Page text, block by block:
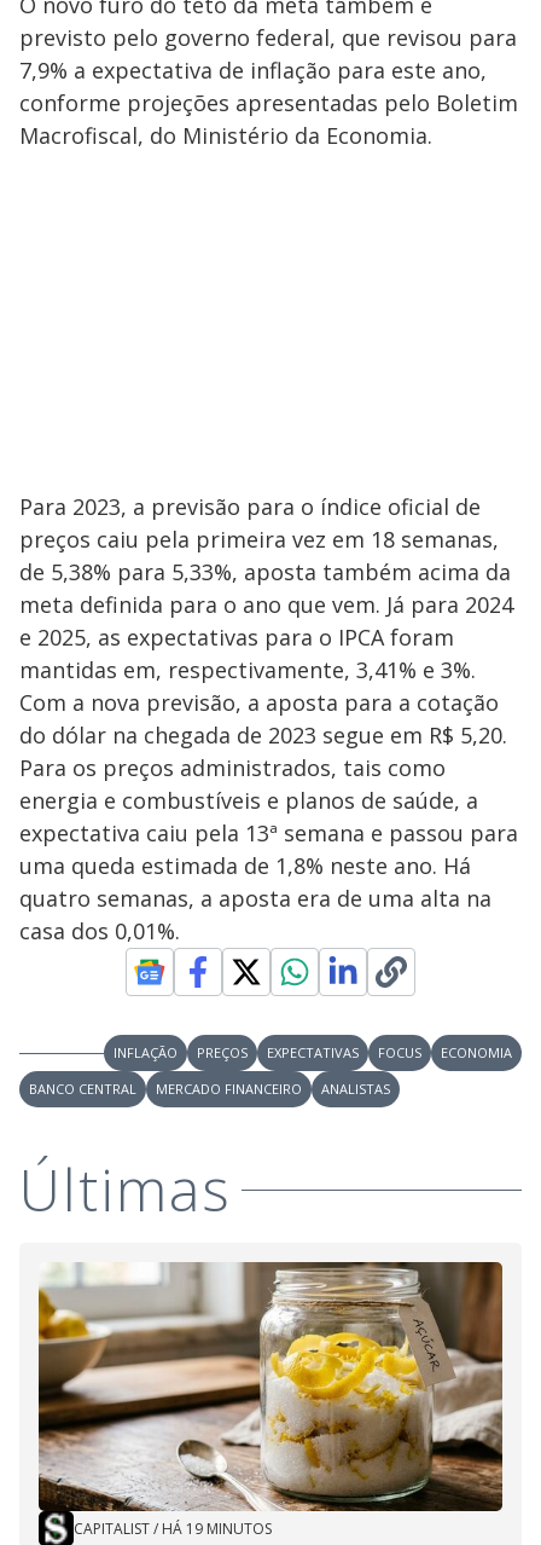
previsto pelo governo federal, que revisou para
7,9% a expectativa de inflação para este ano,
conforme projeções apresentadas pelo Boletim
Macrofiscal, do Ministério da Economia.
Para 2023, a previsão para o índice oficial de
preços caiu pela primeira vez em 18 semanas,
de 5,38% para 5,33%, aposta também acima da
meta definida para o ano que vem. Já para 2024
e 2025, as expectativas para o IPCA foram
mantidas em, respectivamente, 3,41% e 3%.
Com a nova previsão, a aposta para a cotação
do dólar na chegada de 2023 segue em R$ 5,20.
Para os preços administrados, tais como
energia e combustíveis e planos de saúde, a
expectativa caiu pela 13ª semana e passou para
uma queda estimada de 1,8% neste ano. Há
quatro semanas, a aposta era de uma alta na
casa dos 0,01%.
INFLAÇÃO PREÇOS EXPECTATIVAS FOCUS
ECONOMIA
BANCO CENTRAL
MERCADO FINANCEIRO ANALISTAS
Últimas
CAPITALIST/ HÁ 19 MINUTOS